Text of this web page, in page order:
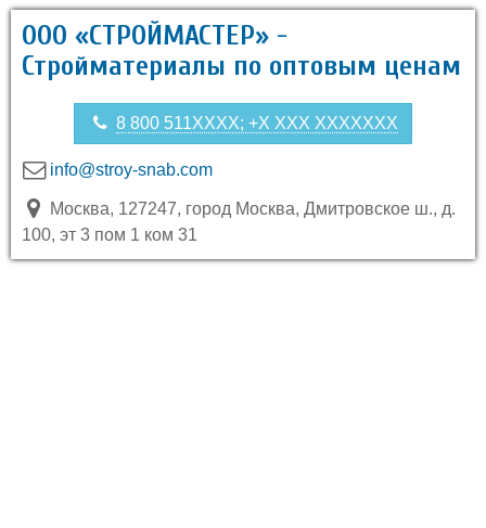
ООО «СТРОЙМАСТЕР» -
Стройматериалы по оптовым ценам
8 800 511XXXX; +X XXX XXXXXXX
info@stroy-snab.com
Москва, 127247, город Москва, Дмитровское ш., д.
100, эт 3 пом 1 ком 31